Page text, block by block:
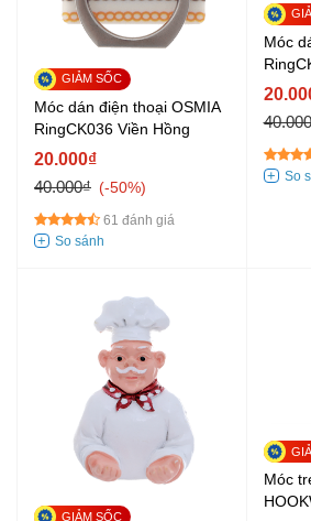
Móc dán điện thoại OSMIA
RingCK036 Viền Hồng
20.000₫
40.000₫
-50%
61 đánh giá
Móc
Móc